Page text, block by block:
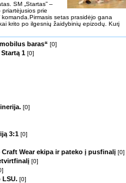
SM „Startas” –
priartėjusios prie
setas prasidėjo gana
krito po ilgesnių žaidybinių epizodų. Kurį
baras“ [0]
1 [0]
[0]
3:1 [0]
Wear ekipa ir pateko į pusfinalį [0]
[0]
LSU. [0]